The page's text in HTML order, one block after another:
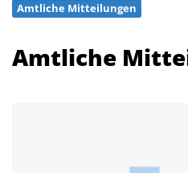
Amtliche Mitteilungen
Amtliche
Schwimmen
Wasserspringen